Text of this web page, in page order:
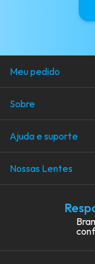
Meu pedido
Acompanhe seu
Área do cliente
Sobre
Avaliações dos
Quem somos
Blog
Ajuda e suporte
Dicas de lentes
Como comprar
Nossas Lentes
Blue Light